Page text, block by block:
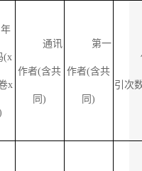
年
(x
x
通讯
作者(含共
同)
第一
作者(含共
同)
引次